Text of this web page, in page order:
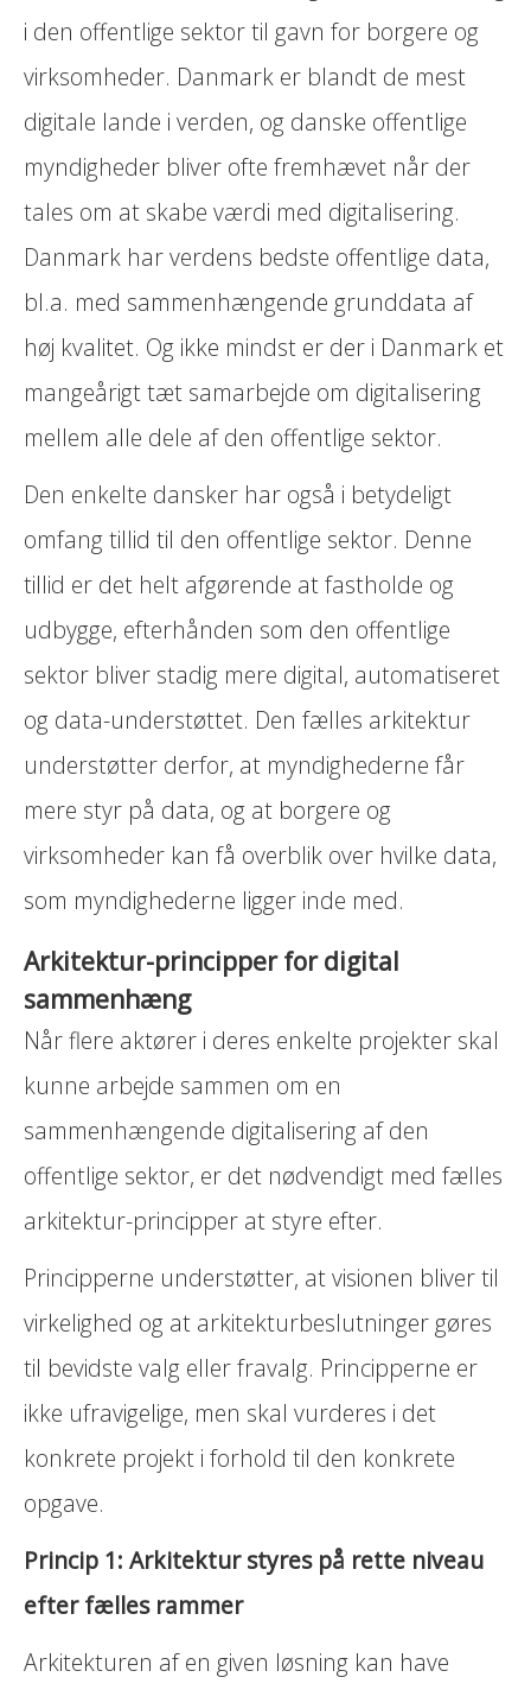
i den offentlige sektor til gavn for borgere og
virksomheder. Danmark er blandt de mest
digitale lande i verden, og danske offentlige
myndigheder bliver ofte fremhævet når der
tales om at skabe værdi med digitalisering.
Danmark har verdens bedste offentlige data,
bl.a. med sammenhængende grunddata af
høj kvalitet. Og ikke mindst er der i Danmark et
mangeårigt tæt samarbejde om digitalisering
mellem alle dele af den offentlige sektor.
Den enkelte dansker har også i betydeligt
omfang tillid til den offentlige sektor. Denne
tillid er det helt afgørende at fastholde og
udbygge, efterhånden som den offentlige
sektor bliver stadig mere digital, automatiseret
og data-understøttet. Den fælles arkitektur
understøtter derfor, at myndighederne får
mere styr på data, og at borgere og
virksomheder kan få overblik over hvilke data,
som myndighederne ligger inde med.
Arkitektur-principper for digital
sammenhæng
Når flere aktører i deres enkelte projekter skal
kunne arbejde sammen om en
sammenhængende digitalisering af den
offentlige sektor, er det nødvendigt med fælles
arkitektur-principper at styre efter.
Principperne understøtter, at visionen bliver til
virkelighed og at arkitekturbeslutninger gøres
til bevidste valg eller fravalg. Principperne er
ikke ufravigelige, men skal vurderes i det
konkrete projekt i forhold til den konkrete
opgave.
Princip 1: Arkitektur styres på rette niveau
efter fælles rammer
Arkitekturen af en given løsning kan have